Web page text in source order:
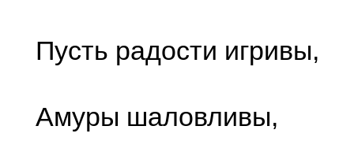
Пусть радости игривы,
Амуры шаловливы,